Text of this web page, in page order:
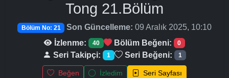
Tong 21.Bölüm
Bölüm No: 21 Son Güncelleme: 09 Aralık 2025, 10:10
İzlenme:
40 Bölüm Beğeni: 0
Seri Takipçi: 1 Seri Beğeni: 1
Beğen İzledim Seri Sayfası